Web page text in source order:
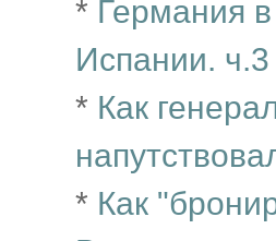
* Германия
Испании. ч.3
* Как
* Как